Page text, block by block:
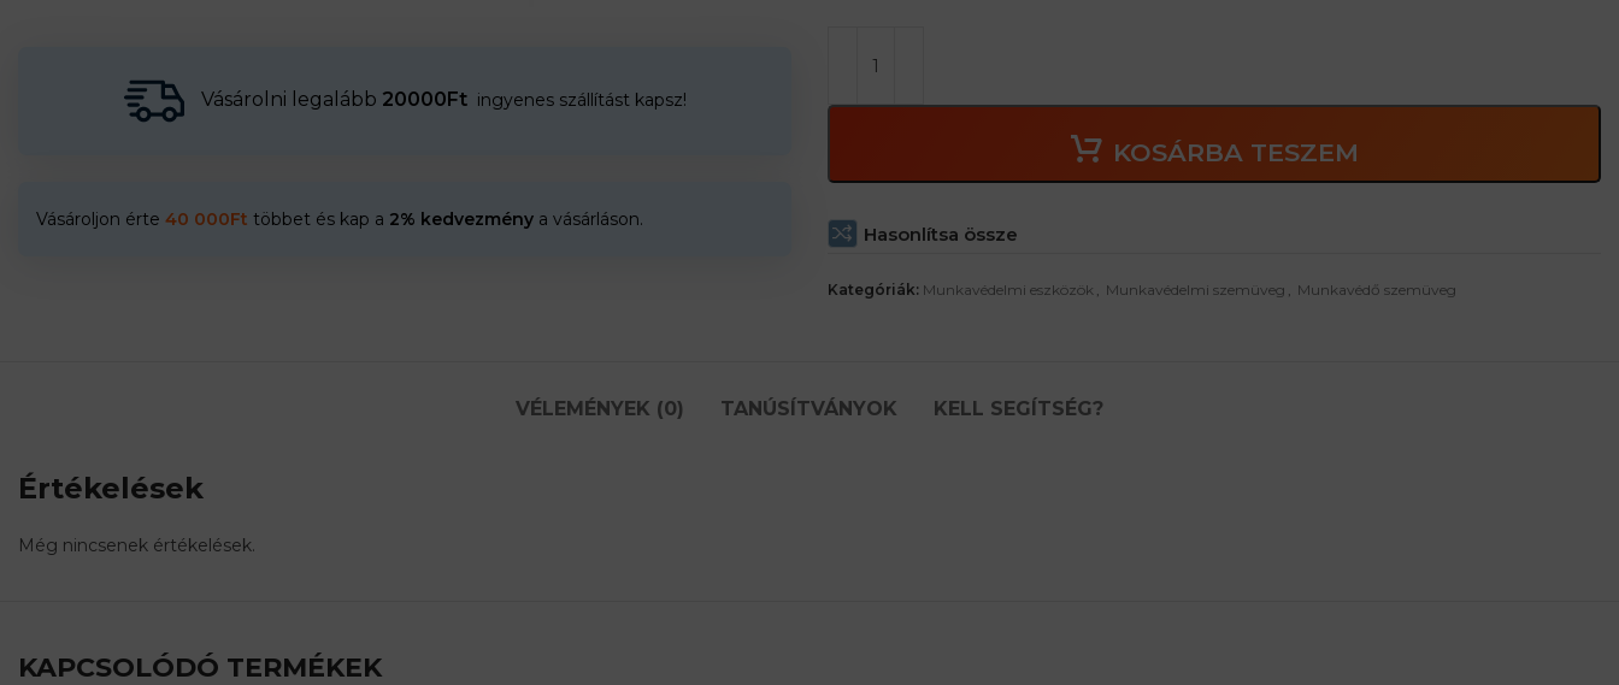
Vásárolni legalább 20000Ft ingyenes szállítást kapsz!
Vásároljon érte 40 000Ft többet és kap a 2% kedvezmény a vásárláson.
KOSÁRBA TESZEM
Hasonlítsa össze
Kategóriák: Munkavédelmi eszközök , Munkavédelmi szemüveg , Munkavédő szemüveg
VÉLEMÉNYEK (0) TANÚSÍTVÁNYOK KELL SEGÍTSÉG?
Értékelések
Még nincsenek értékelések.
KAPCSOLÓDÓ TERMÉKEK